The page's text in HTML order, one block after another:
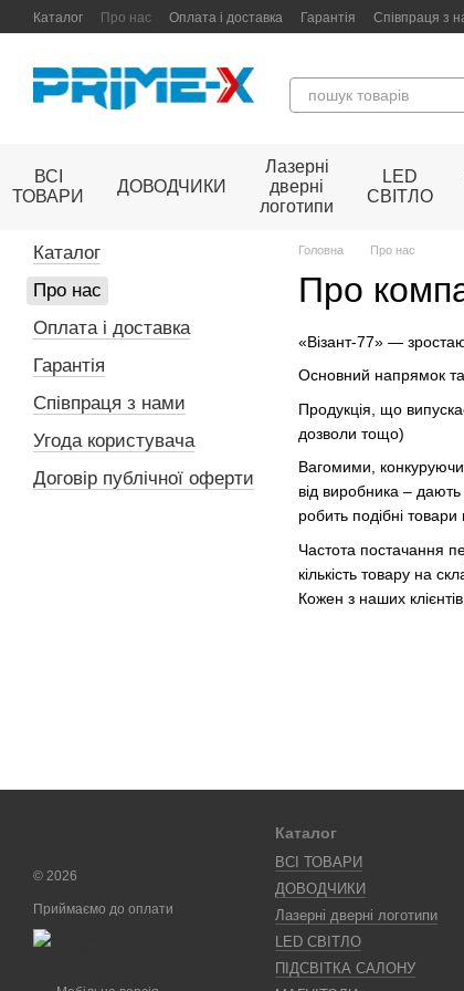
Перейти до основного контенту
Каталог Про нас Оплата і доставка Гарантія Співпраця з
ВСІ
ТОВАРИ
ДОВОДЧИКИ
Лазерні
дверні
логотипи
LED
СВІТЛО
Головна Про нас
Про
«Візант-77» —
Основний напрямок та
Продукція, що
дозволи тощо)
Вагомими,
від виробника – дають
робить подібні
Частота постачання
кількість товару на
Кожен з наших
Каталог
Про нас
Оплата і доставка
Гарантія
Співпраця з нами
Угода користувача
Договір публічної оферти
© 2026
Приймаємо до оплати
Каталог
ВСІ ТОВАРИ
ДОВОДЧИКИ
Лазерні дверні логотипи
LED СВІТЛО
ПІДСВІТКА САЛОНУ